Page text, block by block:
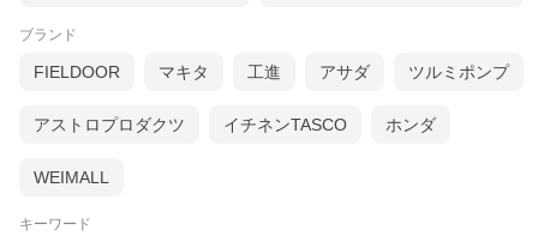
ブランド
FIELDOOR マキタ 工進 アサダ ツルミポンプ
アストロプロダクツ イチネンTASCO ホンダ
WEIMALL
キーワード